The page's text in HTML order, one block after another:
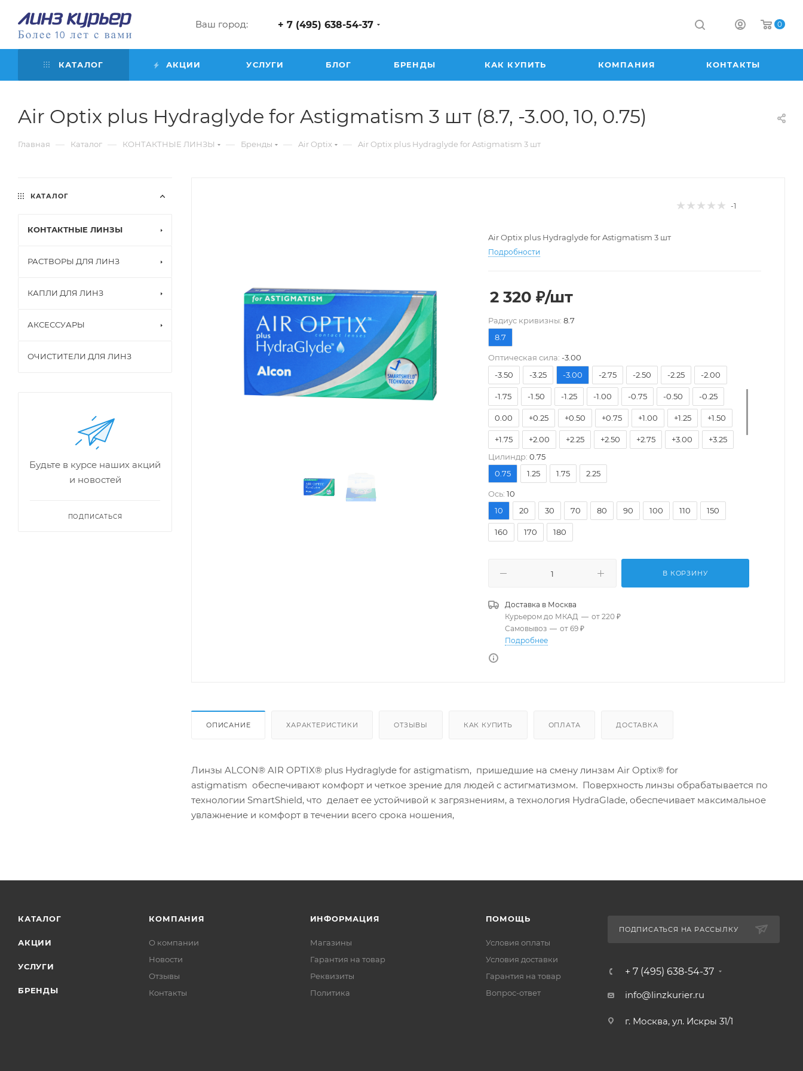
Ваш город: + 7 (495) 638-54-37 0
КАТАЛОГ АКЦИИ УСЛУГИ БЛОГ БРЕНДЫ КАК КУПИТЬ КОМПАНИЯ КОНТАКТЫ
Air Optix plus Hydraglyde for Astigmatism 3 шт (8.7, -3.00, 10, 0.75)
Главная — Каталог — КОНТАКТНЫЕ ЛИНЗЫ — Бренды — Air Optix — Air Optix plus Hydraglyde for Astigmatism 3 шт
-1
Air Optix plus Hydraglyde for Astigmatism 3 шт
Подробности
2 320 ₽/шт
Pадиус кривизны: 8.7
8.7
Оптическая сила: -3.00
-8.00
-4.75
-3.50 -3.25 -3.00 -2.75 -2.50 -2.25 -2.00
-1.75 -1.50 -1.25 -1.00 -0.75 -0.50 -0.25
0.00 +0.25 +0.50 +0.75 +1.00 +1.25 +1.50
+1.75 +2.00 +2.25 +2.50 +2.75 +3.00 +3.25
+3.50 +3.75
Цилиндр: 0.75
0.75
1.25 1.75 2.25
Ось: 10
10
20 30 70 80 90 100 110 150
160 170 180
В КОРЗИНУ
Доставка в Москва
Курьером до МКАД — от 220 ₽
Самовывоз — от 69 ₽
Подробнее
ОПИСАНИЕ ХАРАКТЕРИСТИКИ ОТЗЫВЫ КАК КУПИТЬ ОПЛАТА ДОСТАВКА
Линзы ALCON® AIR OPTIX® plus Hydraglyde for astigmatism, пришедшие на смену линзам Air Optix® for
astigmatism обеспечивают комфорт и четкое зрение для людей с астигматизмом. Поверхность линзы обрабатывается по
технологии SmartShield, что делает ее устойчивой к загрязнениям, а технология HydraGlade, обеспечивает максимальное
увлажнение и комфорт в течении всего срока ношения,
КАТАЛОГ
КОНТАКТНЫЕ ЛИНЗЫ
РАСТВОРЫ ДЛЯ ЛИНЗ
КАПЛИ ДЛЯ ЛИНЗ
АКСЕССУАРЫ
ОЧИСТИТЕЛИ ДЛЯ ЛИНЗ
Будьте в курсе наших акций
и новостей
ПОДПИСАТЬСЯ
КАТАЛОГ
АКЦИИ
УСЛУГИ
БРЕНДЫ
КОМПАНИЯ
О компании
Новости
Отзывы
Контакты
ИНФОРМАЦИЯ
Магазины
Гарантия на товар
Реквизиты
Политика
ПОМОЩЬ
Условия оплаты
Условия доставки
Гарантия на товар
Вопрос-ответ
ПОДПИСАТЬСЯ НА РАССЫЛКУ
+ 7 (495) 638-54-37
info@linzkurier.ru
г. Москва, ул. Искры 31/1